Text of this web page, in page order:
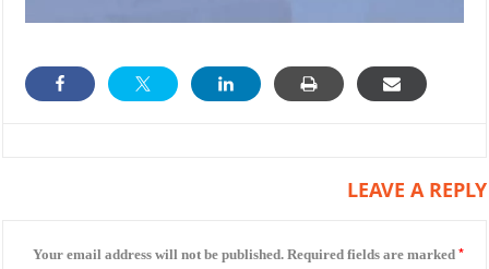
LEAVE A REPLY
Your email address will not be published. Required fields are marked *